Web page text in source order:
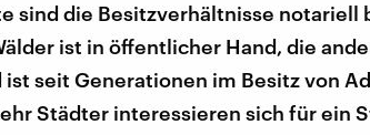
sind die Besitzverhältnisse notariell
ist in öffentlicher Hand, die
seit Generationen im Besitz von
Städter interessieren sich für ein